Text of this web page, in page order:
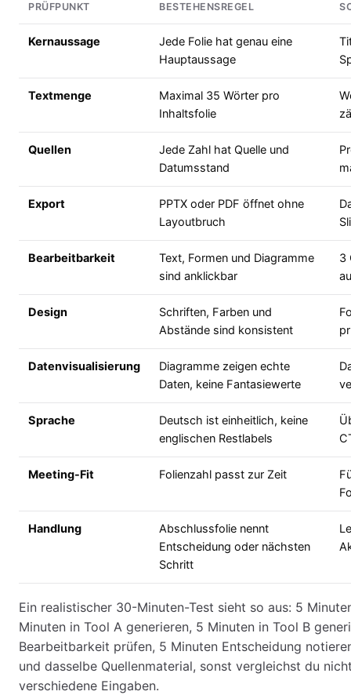
PRÜFPUNKT BESTEHENSREGEL
Kernaussage
Jede Folie hat genau eine
Hauptaussage
Textmenge
Maximal 35 Wörter pro
Inhaltsfolie
Quellen
Jede Zahl hat Quelle und
Datumsstand
Export
PPTX oder PDF öffnet ohne
Layoutbruch
Bearbeitbarkeit
Text, Formen und Diagramme
sind anklickbar
3
Design
Schriften, Farben und
Abstände sind konsistent
Datenvisualisierung
Diagramme zeigen echte
Daten, keine Fantasiewerte
Sprache
Deutsch ist einheitlich, keine
englischen Restlabels
Meeting-Fit Folienzahl passt zur Zeit
Handlung
Abschlussfolie nennt
Entscheidung oder nächsten
Schritt
Ein realistischer 30-Minuten-Test sieht so aus: 5
Minuten in Tool A generieren, 5 Minuten in Tool B
Bearbeitbarkeit prüfen, 5 Minuten Entscheidung
und dasselbe Quellenmaterial, sonst vergleichst du
verschiedene Eingaben.